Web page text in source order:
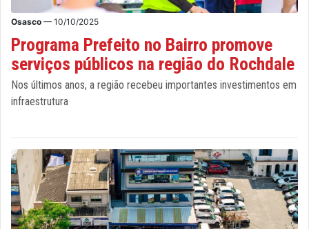
Osasco — 10/10/2025
Programa Prefeito no Bairro promove
serviços públicos na região do Rochdale
Nos últimos anos, a região recebeu importantes investimentos em
infraestrutura